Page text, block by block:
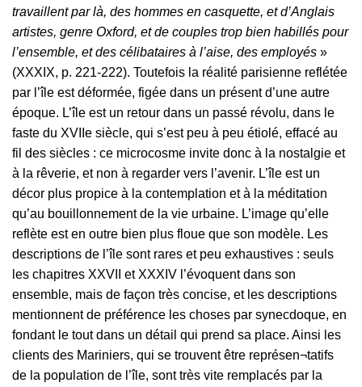
travaillent par là, des hommes en casquette, et d’Anglais
artistes, genre Oxford, et de couples trop bien habillés pour
l’ensemble, et des célibataires à l’aise, des employés »
(XXXIX, p. 221-222). Toutefois la réalité parisienne reflétée
par l’île est déformée, figée dans un présent d’une autre
époque. L’île est un retour dans un passé révolu, dans le
faste du XVIIe siècle, qui s’est peu à peu étiolé, effacé au
fil des siècles : ce microcosme invite donc à la nostalgie et
à la rêverie, et non à regarder vers l’avenir. L’île est un
décor plus propice à la contemplation et à la méditation
qu’au bouillonnement de la vie urbaine. L’image qu’elle
reflète est en outre bien plus floue que son modèle. Les
descriptions de l’île sont rares et peu exhaustives : seuls
les chapitres XXVII et XXXIV l’évoquent dans son
ensemble, mais de façon très concise, et les descriptions
mentionnent de préférence les choses par synecdoque, en
fondant le tout dans un détail qui prend sa place. Ainsi les
clients des Mariniers, qui se trouvent être représen¬tatifs
de la population de l’île, sont très vite remplacés par la